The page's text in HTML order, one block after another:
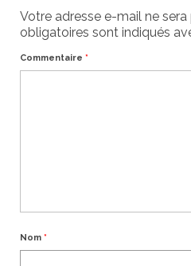
Votre adresse e-mail ne sera
obligatoires sont indiqués
Commentaire *
Nom *